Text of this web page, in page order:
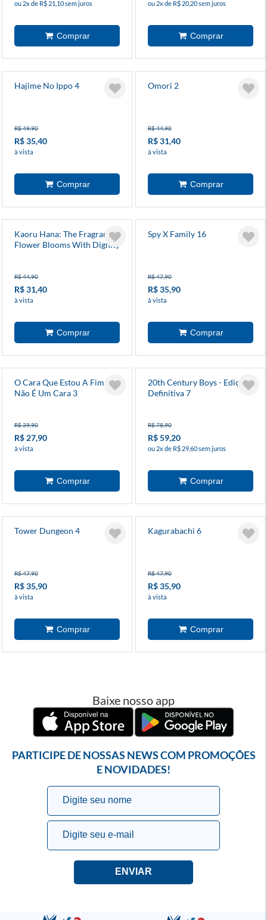
ou 2x de R$ 21,10 sem juros ou 2x de R$ 20,20 sem juros
Hajime No Ippo 4
R$ 49,90
R$ 35,40
à vista
Omori 2
R$ 44,90
R$ 31,40
à vista
Kaoru Hana: The Fragrant
Flower Blooms With Dignity
R$ 44,90
R$ 31,40
à vista
Spy X Family 16
R$ 47,90
R$ 35,90
à vista
O Cara Que Estou A Fim
Não É Um Cara 3
R$ 39,90
R$ 27,90
à vista
20th Century Boys - Edição
Definitiva 7
R$ 78,90
R$ 59,20
ou 2x de R$ 29,60 sem juros
Tower Dungeon 4
R$ 47,90
R$ 35,90
à vista
Kagurabachi 6
R$ 47,90
R$ 35,90
à vista
Baixe nosso app
PARTICIPE DE NOSSAS NEWS COM PROMOÇÕES
E NOVIDADES!